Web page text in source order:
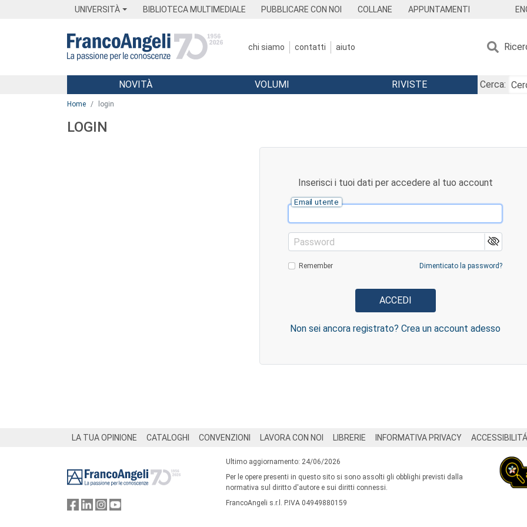
UNIVERSITÀ BIBLIOTECA MULTIMEDIALE PUBBLICARE CON NOI COLLANE APPUNTAMENTI
chi siamo contatti aiuto
Menu
NOVITÀ VOLUMI RIVISTE
Cerca:
Home login
LOGIN
Inserisci i tuoi dati per accedere al tuo account
Email utente
Password
Remember Dimenticato la password?
Non sei ancora registrato? Crea un account adesso
LA TUA OPINIONE CATALOGHI CONVENZIONI LAVORA CON NOI LIBRERIE INFORMATIVA PRIVACY ACCESSIBILITÁ
Ultimo aggiornamento: 24/06/2026
Per le opere presenti in questo sito si sono assolti gli obblighi previsti dalla
normativa sul diritto d'autore e sui diritti connessi.
FrancoAngeli s.r.l. P.IVA 04949880159